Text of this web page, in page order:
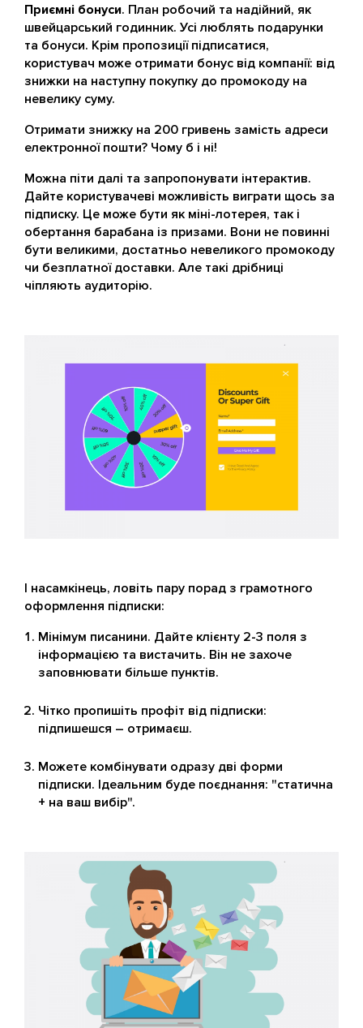
Приємні бонуси. План робочий та надійний, як
швейцарський годинник. Усі люблять подарунки
та бонуси. Крім пропозиції підписатися,
користувач може отримати бонус від компанії: від
знижки на наступну покупку до промокоду на
невелику суму.
Отримати знижку на 200 гривень замість адреси
електронної пошти? Чому б і ні!
Можна піти далі та запропонувати інтерактив.
Дайте користувачеві можливість виграти щось за
підписку. Це може бути як міні-лотерея, так і
обертання барабана із призами. Вони не повинні
бути великими, достатньо невеликого промокоду
чи безплатної доставки. Але такі дрібниці
чіпляють аудиторію.
І насамкінець, ловіть пару порад з грамотного
оформлення підписки:
Мінімум писанини. Дайте клієнту 2-3 поля з
інформацією та вистачить. Він не захоче
заповнювати більше пунктів.
Чітко пропишіть профіт від підписки:
підпишешся – отримаєш.
Можете комбінувати одразу дві форми
підписки. Ідеальним буде поєднання: "статична
+ на ваш вибір".